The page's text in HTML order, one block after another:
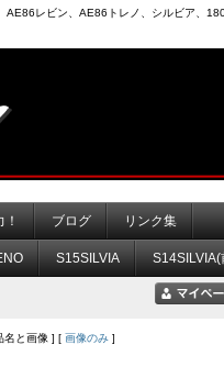
AE86レビン、AE86トレノ、シルビア、
ブログ リンク集
S15SILVIA S14SILVIA(
名と画像 ] [ 画像のみ ]